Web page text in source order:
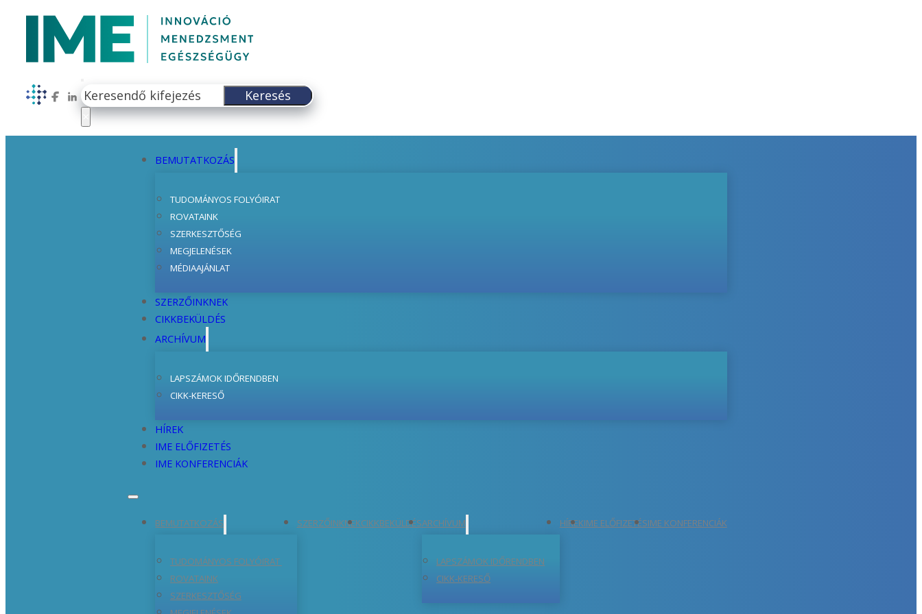
Follow us on Facebook
Follow us on LinkedIn
Keresés
Keresés
BEMUTATKOZÁS
TUDOMÁNYOS FOLYÓIRAT
ROVATAINK
SZERKESZTŐSÉG
MEGJELENÉSEK
MÉDIAAJÁNLAT
SZERZŐINKNEK
CIKKBEKÜLDÉS
ARCHÍVUM
LAPSZÁMOK IDŐRENDBEN
CIKK-KERESŐ
HÍREK
IME ELŐFIZETÉS
IME KONFERENCIÁK
BEMUTATKOZÁS
TUDOMÁNYOS FOLYÓIRAT
ROVATAINK
SZERKESZTŐSÉG
SZERZŐINKNEKCIKKBEKÜLDÉSARCHÍVUM
LAPSZÁMOK IDŐRENDBEN
CIKK-KERESŐ
HÍREKIME ELŐFIZETÉSIME KONFERENCIÁK